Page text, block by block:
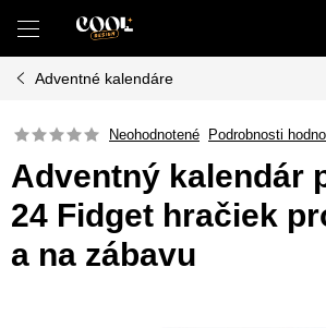
obsah
Adventné kalendáre
Neohodnotené Podrobnosti
Adventný kalendár
24 Fidget hračiek
a na zábavu